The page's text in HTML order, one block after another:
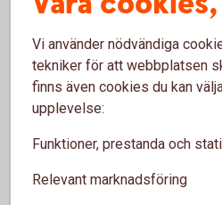
Vi använder nödvändiga
tekniker för att webbplatsen
finns även cookies du kan
upplevelse:
Funktioner, prestanda och
Relevant marknadsföring